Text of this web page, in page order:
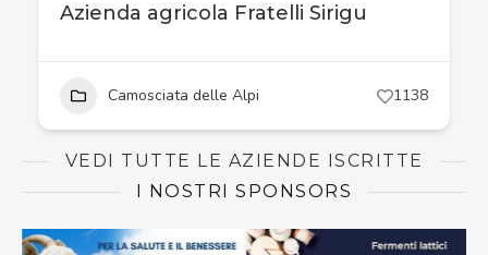
Azienda agricola Fratelli Sirigu
Camosciata delle Alpi 1138
VEDI TUTTE LE AZIENDE ISCRITTE
I NOSTRI SPONSORS